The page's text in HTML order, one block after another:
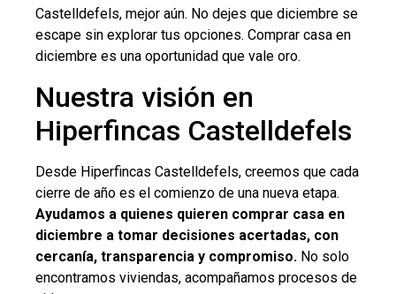
Castelldefels, mejor aún. No dejes que diciembre se
escape sin explorar tus opciones. Comprar casa en
diciembre es una oportunidad que vale oro.
Nuestra visión en
Hiperfincas Castelldefels
Desde Hiperfincas Castelldefels, creemos que cada
cierre de año es el comienzo de una nueva etapa.
Ayudamos a quienes quieren comprar casa en
diciembre a tomar decisiones acertadas, con
cercanía, transparencia y compromiso. No solo
encontramos viviendas, acompañamos procesos de